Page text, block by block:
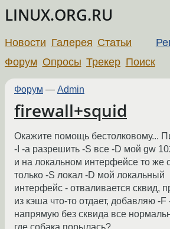
LINUX.ORG.RU
Новости Галерея Статьи
Форум Опросы Трекер Поиск
Форум — Admin
firewall+squid
Окажите помощь бестолковому...
-I -a разрешить -S все -D мой gw
и на локальном интерфейсе то же
только -S локал -D мой локальный
интерфейс - отваливается сквид,
из кэша что-то отдает, добавляю -F
напрямую без сквида все